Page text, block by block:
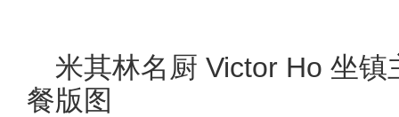
米其林名厨 Victor Ho 坐镇
餐版图